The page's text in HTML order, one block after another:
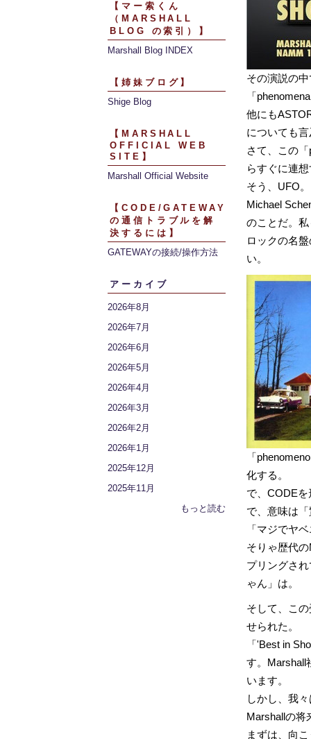
【マー索くん
（MARSHALL
BLOG の索引）】
Marshall Blog INDEX
【姉妹ブログ】
Shige Blog
【MARSHALL
OFFICIAL WEB
SITE】
Marshall Official Website
【CODE/GATEWAY
の通信トラブルを解
決するには】
GATEWAYの接続/操作方法
アーカイブ
2026年8月
2026年7月
2026年6月
2026年5月
2026年4月
2026年3月
2026年2月
2026年1月
2025年12月
2025年11月
もっと読む
その演説の
「
他にも
についても
さて、この
らすぐに連
そう、UFO。
Michael
のことだ。
ロックの名
い。
「
化する。
で、CODE
で、意味は
「マジでヤ
そりゃ歴代
プリングさ
ゃん」は。
そして、こ
せられた。
「'Best in
す。Marshall
います。
しかし、我
Marshallの将
まずは、向